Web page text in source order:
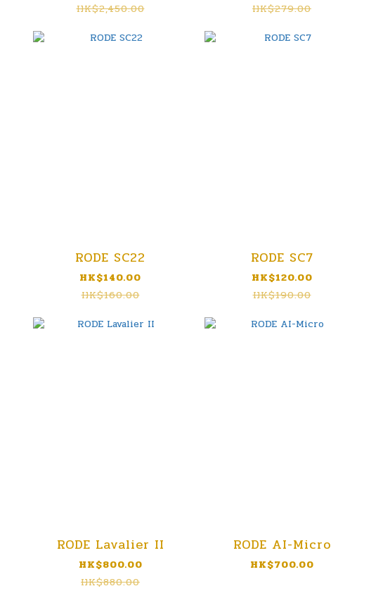
HK$2,450.00
HK$279.00
RODE SC22
HK$140.00
HK$160.00
RODE SC7
HK$120.00
HK$190.00
RODE Lavalier II
HK$800.00
HK$880.00
RODE AI-Micro
HK$700.00